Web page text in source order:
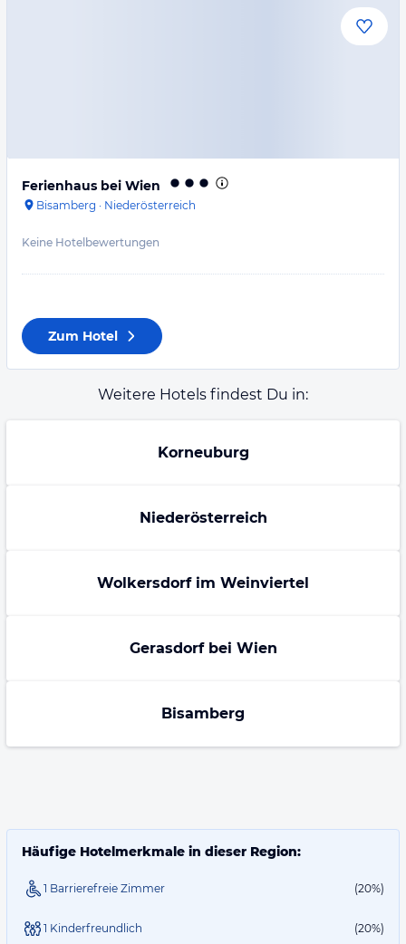
Ferienhaus bei Wien
Bisamberg · Niederösterreich
Keine Hotelbewertungen
Zum Hotel
Weitere Hotels findest Du in:
Korneuburg
Niederösterreich
Wolkersdorf im Weinviertel
Gerasdorf bei Wien
Bisamberg
Häufige Hotelmerkmale in dieser Region:
1 Barrierefreie Zimmer (20%)
1 Kinderfreundlich (20%)